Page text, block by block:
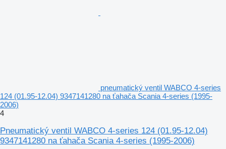
pneumatický ventil WABCO 4-series
124 (01.95-12.04) 9347141280 na ťahača Scania 4-series (1995-
2006)
4
Pneumatický ventil WABCO 4-series 124 (01.95-12.04)
9347141280 na ťahača Scania 4-series (1995-2006)